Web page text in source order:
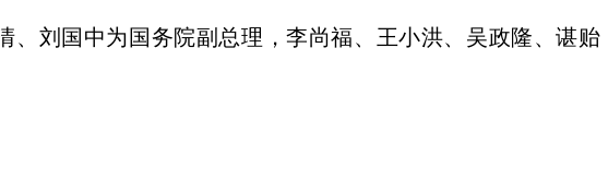
刘国中为国务院副总理，李尚福、王小洪、吴政隆、谌贻